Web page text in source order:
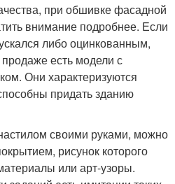
при обшивке фасадной
внимание подробнее. Если
либо оцинкованным,
есть модели с
Они характеризуются
придать зданию
своими руками, можно
рисунок которого
или арт-узоры.